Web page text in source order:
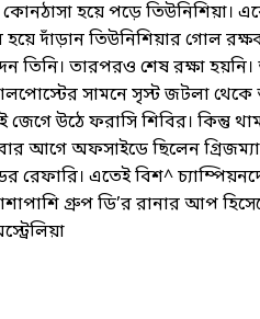
হয়ে পড়ে তিউনিশিয়া।
হয়ে দাঁড়ান তিউনিশিয়ার গোল
তিনি। তারপরও শেষ রক্ষা
সামনে সৃস্ট জটলা
জেগে উঠে ফরাসি শিবির। কিন্তু
আগে অফসাইডে ছিলেন
রেফারি। এতেই বিশ^
গ্রুপ ডি’র রানার আপ